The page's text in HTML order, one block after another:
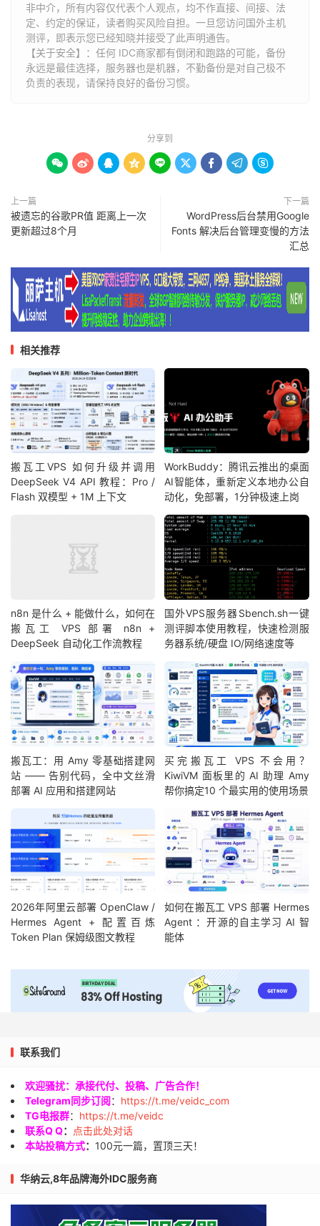
非中介，所有内容仅代表个人观点，均不作直接、间接、法
定、约定的保证，读者购买风险自担。一旦您访问国外主机
测评，即表示您已经知晓并接受了此声明通告。
【关于安全】：任何 IDC商家都有倒闭和跑路的可能，备份
永远是最佳选择，服务器也是机器，不勤备份是对自己极不
负责的表现，请保持良好的备份习惯。
分享到
        
上一篇
被遗忘的谷歌PR值 距离上一次
更新超过8个月
下一篇
WordPress后台禁用Google
Fonts 解决后台管理变慢的方法
汇总
相关推荐
搬瓦工VPS 如何升级并调用
DeepSeek V4 API 教程：Pro /
Flash 双模型 + 1M 上下文
WorkBuddy：腾讯云推出的桌面
AI智能体，重新定义本地办公自
动化，免部署，1分钟极速上岗
n8n 是什么 + 能做什么，如何在
搬瓦工 VPS 部署 n8n +
DeepSeek 自动化工作流教程
国外VPS服务器Sbench.sh一键
测评脚本使用教程，快速检测服
务器系统/硬盘 IO/网络速度等
搬瓦工：用 Amy 零基础搭建网
站 —— 告别代码，全中文丝滑
部署 AI 应用和搭建网站
买完搬瓦工 VPS 不会用？
KiwiVM 面板里的 AI 助理 Amy
帮你搞定10 个最实用的使用场景
2026年阿里云部署 OpenClaw /
Hermes Agent + 配置百炼
Token Plan 保姆级图文教程
如何在搬瓦工 VPS 部署 Hermes
Agent ：开源的自主学习 AI 智
能体
联系我们
欢迎骚扰：承接代付、投稿、广告合作！
Telegram同步订阅： https://t.me/veidc_com
TG电报群： https://t.me/veidc
联系Q Q：
点击此处对话
本站投稿方式： 100元一篇，置顶三天！
华纳云,8年品牌海外IDC服务商